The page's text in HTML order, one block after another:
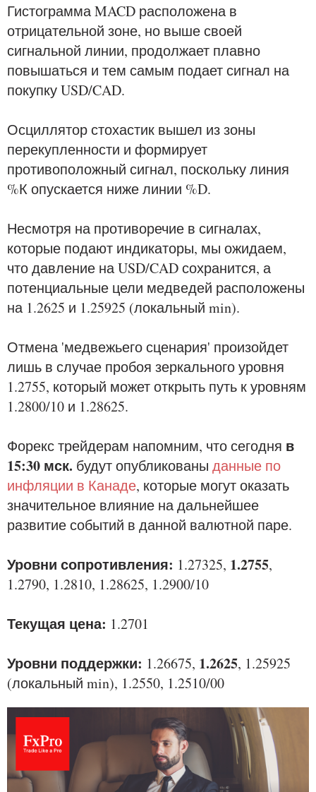
Гистограмма MACD расположена в
отрицательной зоне, но выше своей
сигнальной линии, продолжает плавно
повышаться и тем самым подает сигнал на
покупку USD/CAD.
Осциллятор стохастик вышел из зоны
перекупленности и формирует
противоположный сигнал, поскольку линия
%К опускается ниже линии %D.
Несмотря на противоречие в сигналах,
которые подают индикаторы, мы ожидаем,
что давление на USD/CAD сохранится, а
потенциальные цели медведей расположены
на 1.2625 и 1.25925 (локальный min).
Отмена 'медвежьего сценария' произойдет
лишь в случае пробоя зеркального уровня
1.2755, который может открыть путь к уровням
1.2800/10 и 1.28625.
Форекс трейдерам напомним, что сегодня в
15:30 мск. будут опубликованы данные по
инфляции в Канаде, которые могут оказать
значительное влияние на дальнейшее
развитие событий в данной валютной паре.
Уровни сопротивления: 1.27325, 1.2755,
1.2790, 1.2810, 1.28625, 1.2900/10
Текущая цена: 1.2701
Уровни поддержки: 1.26675, 1.2625, 1.25925
(локальный min), 1.2550, 1.2510/00